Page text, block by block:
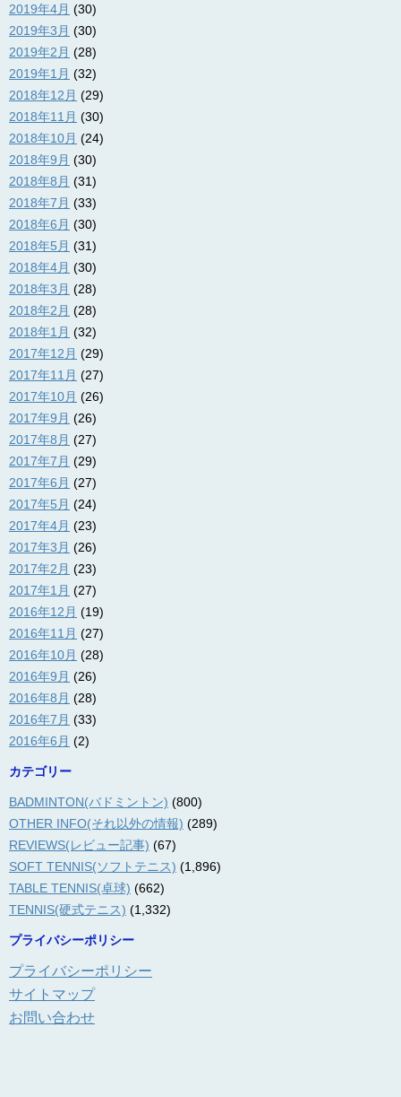
2019年4月 (30)
2019年3月 (30)
2019年2月 (28)
2019年1月 (32)
2018年12月 (29)
2018年11月 (30)
2018年10月 (24)
2018年9月 (30)
2018年8月 (31)
2018年7月 (33)
2018年6月 (30)
2018年5月 (31)
2018年4月 (30)
2018年3月 (28)
2018年2月 (28)
2018年1月 (32)
2017年12月 (29)
2017年11月 (27)
2017年10月 (26)
2017年9月 (26)
2017年8月 (27)
2017年7月 (29)
2017年6月 (27)
2017年5月 (24)
2017年4月 (23)
2017年3月 (26)
2017年2月 (23)
2017年1月 (27)
2016年12月 (19)
2016年11月 (27)
2016年10月 (28)
2016年9月 (26)
2016年8月 (28)
2016年7月 (33)
2016年6月 (2)
カテゴリー
BADMINTON(バドミントン) (800)
OTHER INFO(それ以外の情報) (289)
REVIEWS(レビュー記事) (67)
SOFT TENNIS(ソフトテニス) (1,896)
TABLE TENNIS(卓球) (662)
TENNIS(硬式テニス) (1,332)
プライバシーポリシー
プライバシーポリシー
サイトマップ
お問い合わせ